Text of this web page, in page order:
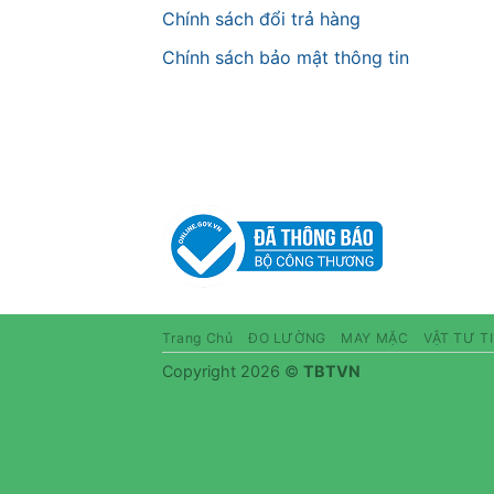
Chính sách đổi trả hàng
Chính sách bảo mật thông tin
Trang Chủ ĐO LƯỜNG MAY MẶC VẬT TƯ
Copyright 2026 © TBTVN